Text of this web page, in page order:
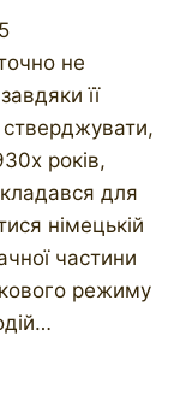
не
її
років,
для
німецькій
частини
режиму